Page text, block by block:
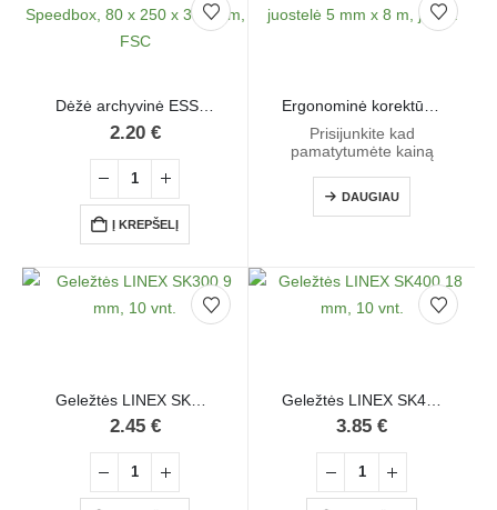
Dėžė archyvinė ESSELTE Speedbox, 80 x 250 x 350 mm, FSC
2.20 €
Į KREPŠELĮ
Ergonominė korektūros juostelė 5 mm x 8 m, juoda
Prisijunkite kad
pamatytumėte kainą
DAUGIAU
2.45 € 3.85 €